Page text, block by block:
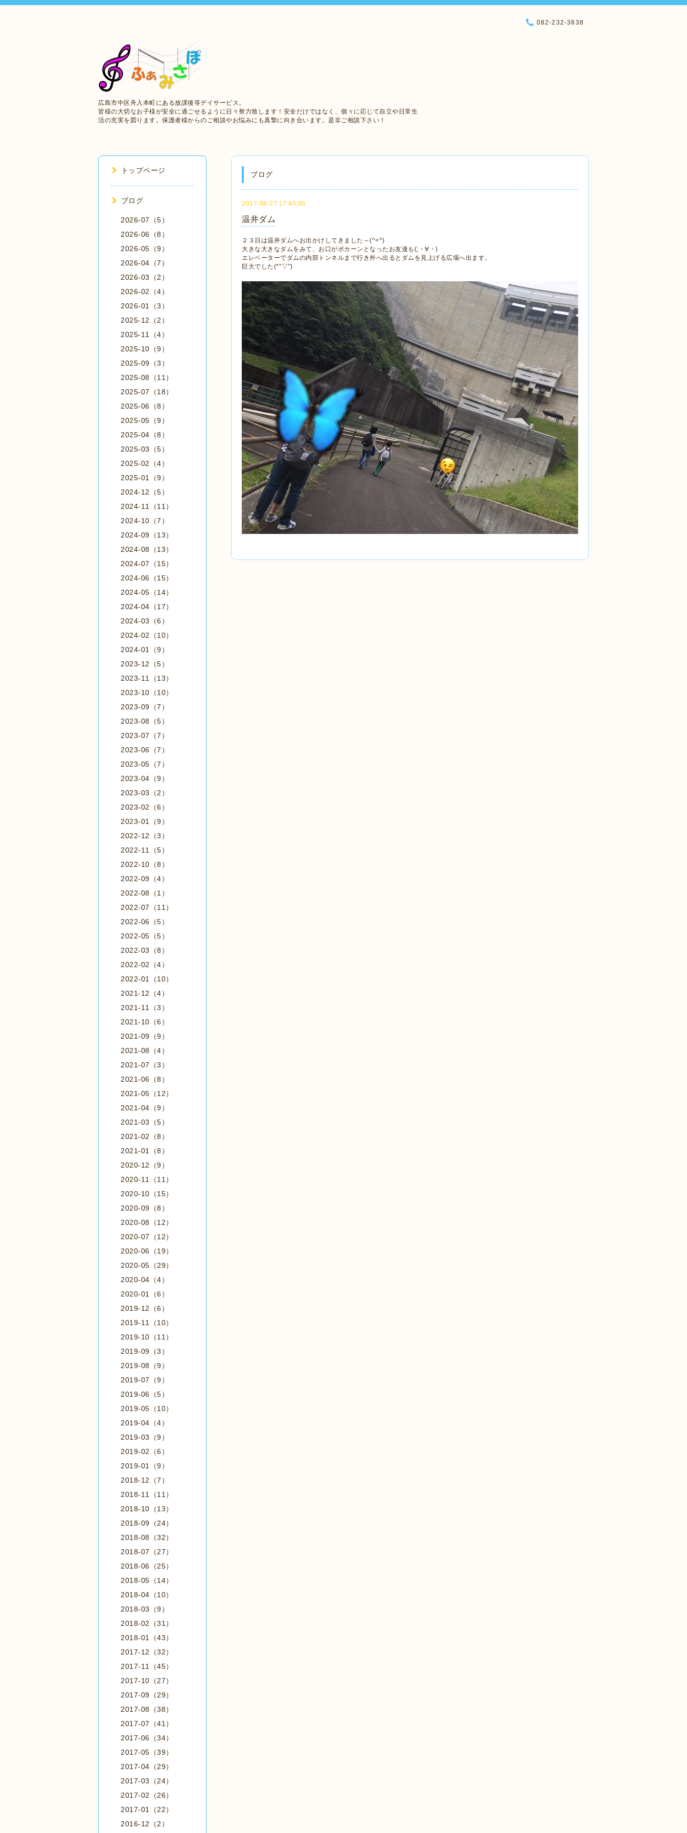
広島市中区舟入本町にある放課後等デイサービス。
皆様の大切なお子様が安全に過ごせるように日々努力致します！安全だけではなく、個々に応じて自立や日常生
活の充実を図ります。保護者様からのご相談やお悩みにも真摯に向き合います。是非ご相談下さい！
082-232-3838
ブログ
2017-09-27 17:45:00
温井ダム
２３日は温井ダムへお出かけしてきました～(^<^)
大きな大きなダムをみて、お口がポカーンとなったお友達も(;・∀・)
エレベーターでダムの内部トンネルまで行き外へ出るとダムを見上げる広場へ出ます。
巨大でした(*''▽'')
トップページ
ブログ
2026-07（5）
2026-06（8）
2026-05（9）
2026-04（7）
2026-03（2）
2026-02（4）
2026-01（3）
2025-12（2）
2025-11（4）
2025-10（9）
2025-09（3）
2025-08（11）
2025-07（18）
2025-06（8）
2025-05（9）
2025-04（8）
2025-03（5）
2025-02（4）
2025-01（9）
2024-12（5）
2024-11（11）
2024-10（7）
2024-09（13）
2024-08（13）
2024-07（15）
2024-06（15）
2024-05（14）
2024-04（17）
2024-03（6）
2024-02（10）
2024-01（9）
2023-12（5）
2023-11（13）
2023-10（10）
2023-09（7）
2023-08（5）
2023-07（7）
2023-06（7）
2023-05（7）
2023-04（9）
2023-03（2）
2023-02（6）
2023-01（9）
2022-12（3）
2022-11（5）
2022-10（8）
2022-09（4）
2022-08（1）
2022-07（11）
2022-06（5）
2022-05（5）
2022-03（8）
2022-02（4）
2022-01（10）
2021-12（4）
2021-11（3）
2021-10（6）
2021-09（9）
2021-08（4）
2021-07（3）
2021-06（8）
2021-05（12）
2021-04（9）
2021-03（5）
2021-02（8）
2021-01（8）
2020-12（9）
2020-11（11）
2020-10（15）
2020-09（8）
2020-08（12）
2020-07（12）
2020-06（19）
2020-05（29）
2020-04（4）
2020-01（6）
2019-12（6）
2019-11（10）
2019-10（11）
2019-09（3）
2019-08（9）
2019-07（9）
2019-06（5）
2019-05（10）
2019-04（4）
2019-03（9）
2019-02（6）
2019-01（9）
2018-12（7）
2018-11（11）
2018-10（13）
2018-09（24）
2018-08（32）
2018-07（27）
2018-06（25）
2018-05（14）
2018-04（10）
2018-03（9）
2018-02（31）
2018-01（43）
2017-12（32）
2017-11（45）
2017-10（27）
2017-09（29）
2017-08（38）
2017-07（41）
2017-06（34）
2017-05（39）
2017-04（29）
2017-03（24）
2017-02（26）
2017-01（22）
2016-12（2）